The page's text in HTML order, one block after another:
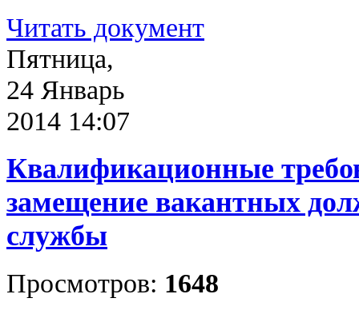
Читать документ
Пятница,
24 Январь
2014 14:07
Квалификационные
замещение вакантных
службы
Просмотров: 1648